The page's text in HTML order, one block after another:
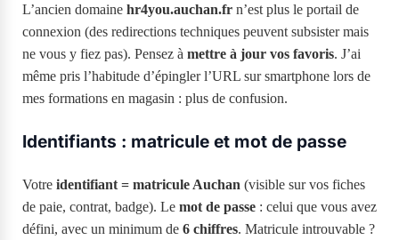
L’ancien domaine hr4you.auchan.fr n’est plus le portail de
connexion (des redirections techniques peuvent subsister mais
ne vous y fiez pas). Pensez à mettre à jour vos favoris. J’ai
même pris l’habitude d’épingler l’URL sur smartphone lors de
mes formations en magasin : plus de confusion.
Identifiants : matricule et mot de passe
Votre identifiant = matricule Auchan (visible sur vos fiches
de paie, contrat, badge). Le mot de passe : celui que vous avez
défini, avec un minimum de 6 chiffres. Matricule introuvable ?